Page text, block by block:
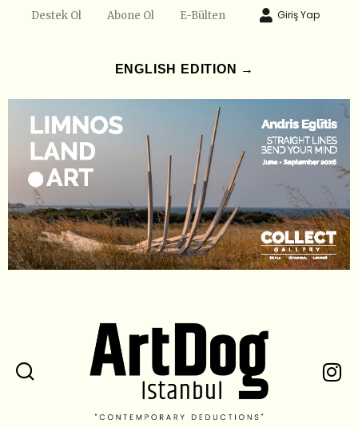
Destek Ol Abone Ol E-Bülten Giriş Yap
ENGLISH EDITION →